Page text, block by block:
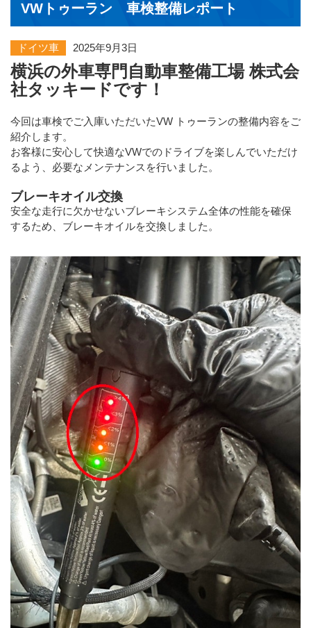
VWトゥーラン 車検整備レポート
ドイツ車 2025年9月3日
横浜の外車専門自動車整備工場 株式会
社タッキードです！
今回は車検でご入庫いただいたVW トゥーランの整備内容をご
紹介します。
お客様に安心して快適なVWでのドライブを楽しんでいただけ
るよう、必要なメンテナンスを行いました。
ブレーキオイル交換
安全な走行に欠かせないブレーキシステム全体の性能を確保
するため、ブレーキオイルを交換しました。